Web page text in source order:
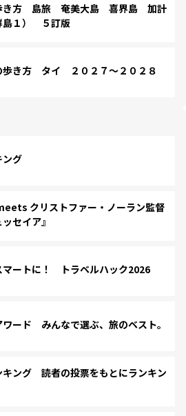
き方 島旅 奄美大島 喜界島 加計
島１） ５訂版
き方 タイ ２０２７～２０２８
ング
クリストファー・ノーラン監督
セイア』
マートに！ トラベルハック2026
ード みんなで選ぶ、旅のベスト。
キング 読者の投票をもとにランキン